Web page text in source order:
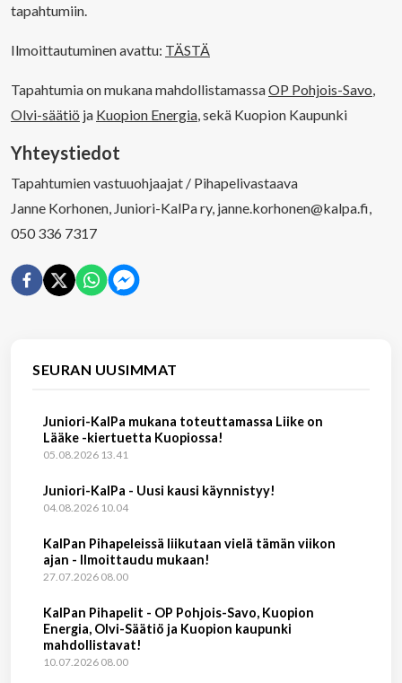
tapahtumiin.
Ilmoittautuminen avattu: TÄSTÄ
Tapahtumia on mukana mahdollistamassaOP Pohjois-Savo
Olvi-säätiö ja Kuopion Energia , sekä Kuopion Kaupunki
Yhteystiedot
Tapahtumien vastuuohjaajat / Pihapelivastaava
Janne Korhonen, Juniori-KalPa ry, janne.korhonen@kalpa.fi,
050 336 7317
SEURAN UUSIMMAT
Juniori-KalPa mukana toteuttamassa Liike on
Lääke -kiertuetta Kuopiossa!
05.08.2026 13.41
Juniori-KalPa - Uusi kausi käynnistyy!
04.08.2026 10.04
KalPan Pihapeleissä liikutaan vielä tämän viikon
ajan - Ilmoittaudu mukaan!
27.07.2026 08.00
KalPan Pihapelit - OP Pohjois-Savo, Kuopion
Energia, Olvi-Säätiö ja Kuopion kaupunki
mahdollistavat!
10.07.2026 08.00